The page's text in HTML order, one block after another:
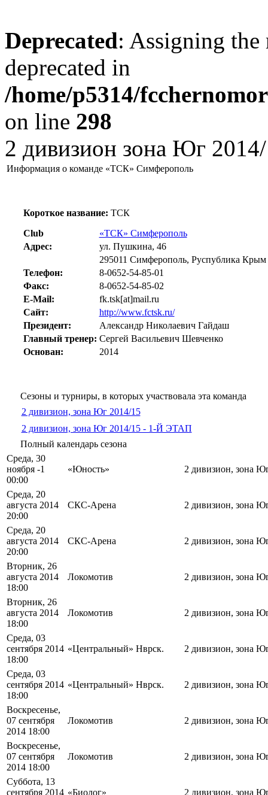
Deprecated: Assigning the
deprecated in
/home/p5314/
on line 298
2 дивизион зона Юг
Информация о команде «ТСК» Симферополь
Короткое название: ТСК
Club
«ТСК» Симферополь
Адрес:
ул. Пушкина, 46
295011 Симферополь, Руспублика Крым
Телефон:
8-0652-54-85-01
Факс:
8-0652-54-85-02
E-Mail:
fk.tsk[at]mail.ru
Сайт:
http://www.fctsk.ru/
Президент:
Александр Николаевич Гайдаш
Главный тренер: Сергей Васильевич Шевченко
Основан:
2014
Сезоны и турниры, в которых участвовала эта команда
2 дивизион, зона Юг 2014/15
2 дивизион, зона Юг 2014/15 - 1-Й ЭТАП
Полный календарь сезона
Среда, 30
ноября -1
00:00
«Юность» 2 дивизион, зона
Среда, 20
августа 2014
20:00
СКС-Арена 2 дивизион, зона
Среда, 20
августа 2014
20:00
СКС-Арена 2 дивизион, зона
Вторник, 26
августа 2014
18:00
Локомотив 2 дивизион, зона
Вторник, 26
августа 2014
18:00
Локомотив 2 дивизион, зона
Среда, 03
сентября 2014
18:00
«Центральный» Нврск. 2 дивизион, зона
Среда, 03
сентября 2014
18:00
«Центральный» Нврск. 2 дивизион, зона
Воскресенье,
07 сентября
2014 18:00
Локомотив 2 дивизион, зона
Воскресенье,
07 сентября
2014 18:00
Локомотив 2 дивизион, зона
Суббота, 13
сентября 2014 «Биолог» 2 дивизион, зона